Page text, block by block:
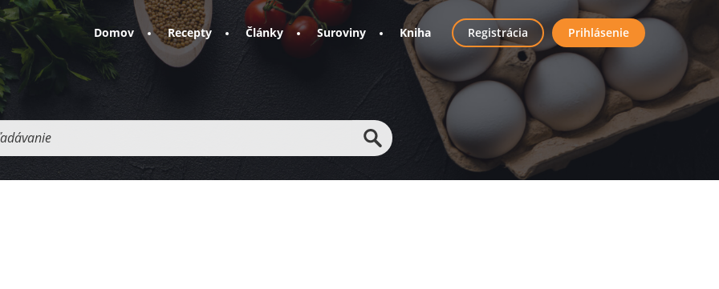
Domov Recepty Články Suroviny Kniha
User
account
menu
Registrácia Prihlásenie